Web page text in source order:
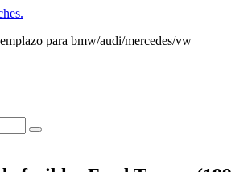
para bmw/audi/mercedes/vw